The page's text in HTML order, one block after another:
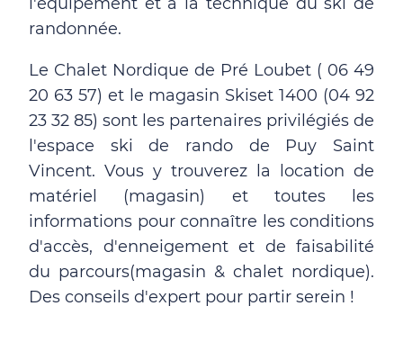
randonnée.
Le Chalet Nordique de Pré Loubet ( 06 49
20 63 57) et le magasin Skiset 1400 (04 92
23 32 85) sont les partenaires privilégiés de
l'espace ski de rando de Puy Saint
Vincent. Vous y trouverez la location de
matériel (magasin) et toutes les
informations pour connaître les conditions
d'accès, d'enneigement et de faisabilité
du parcours(magasin & chalet nordique).
Des conseils d'expert pour partir serein !